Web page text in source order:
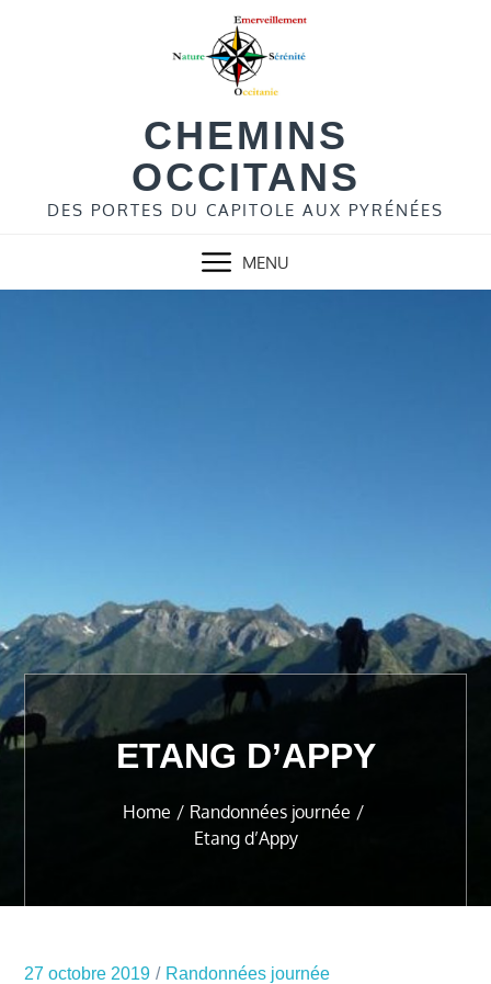
CHEMINS
OCCITANS
DES PORTES DU CAPITOLE AUX PYRÉNÉES
MENU
ETANG D’APPY
Home
Randonnées journée
Etang d’Appy
27 octobre 2019 Randonnées journée